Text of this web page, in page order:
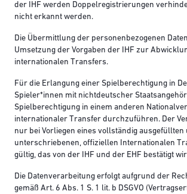
der IHF werden Doppelregistrierungen
nicht erkannt werden.
Die Übermittlung der personenbezogenen
Umsetzung der Vorgaben der IHF zur
internationalen Transfers.
Für die Erlangung einer Spielberechtigung in
Spieler*innen mit nichtdeutscher
Spielberechtigung in einem anderen
internationaler Transfer durchzuführen. Der
nur bei Vorliegen eines vollständig
unterschriebenen, offiziellen Internationalen
gültig, das von der IHF und der EHF bestätigt
Die Datenverarbeitung erfolgt aufgrund der
gemäß Art. 6 Abs. 1 S. 1 lit. b DSGVO